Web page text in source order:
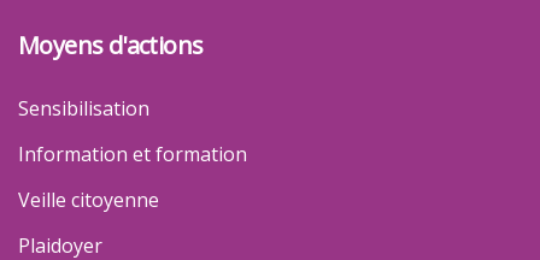
Moyens d'actions
Sensibilisation
Information et formation
Veille citoyenne
Plaidoyer